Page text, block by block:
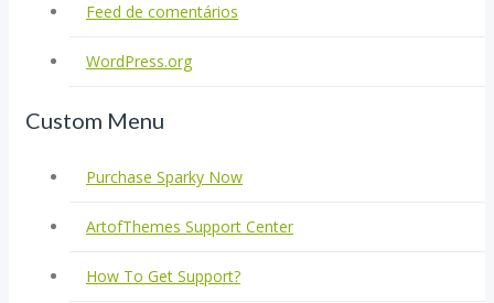
Feed de comentários
WordPress.org
Custom Menu
Purchase Sparky Now
ArtofThemes Support Center
How To Get Support?